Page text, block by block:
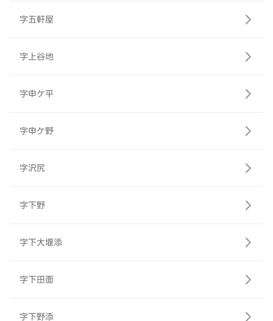
字五軒屋
字上谷地
字申ケ平
字申ケ野
字沢尻
字下野
字下大堰添
字下田面
字下野添